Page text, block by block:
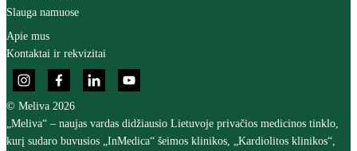
Slauga namuose
Apie mus
Kontaktai ir rekvizitai
© Meliva 2026
„Meliva“ – naujas vardas didžiausio Lietuvoje privačios medicinos tinklo,
kurį sudaro buvusios „InMedica“ šeimos klinikos, „Kardiolitos klinikos“,